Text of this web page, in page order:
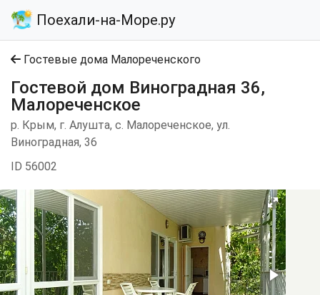
Поехали-на-Море.ру
Гостевые дома Малореченского
Гостевой дом Виноградная 36,
Малореченское
р. Крым, г. Алушта, с. Малореченское, ул.
Виноградная, 36
ID 56002